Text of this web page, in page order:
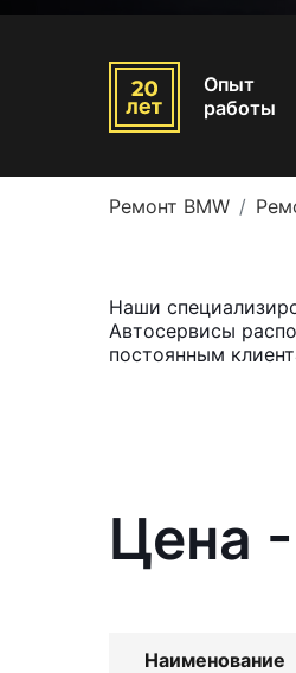
Опыт
работы
Ремонт BMW
Наши
Автосервисы
постоянным
Цена
Наименование